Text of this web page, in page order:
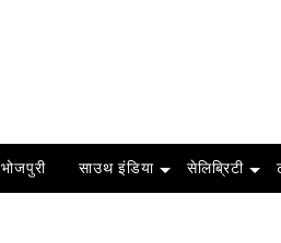
भोजपुरी साउथ इंडिया सेलिब्रिटी